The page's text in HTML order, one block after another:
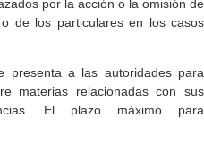
por la acción o la omisión de
de los particulares en los casos
presenta a las autoridades para
materias relacionadas con sus
El plazo máximo para